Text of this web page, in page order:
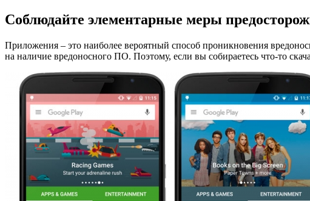
Соблюдайте элементарные меры
Приложения – это наиболее вероятный способ проникновения
на наличие вредоносного ПО. Поэтому, если вы собираетесь что-то